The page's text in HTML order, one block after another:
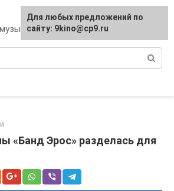
«Банд Эрос» разделась для
Для любых предложений по
сайту: 9kino@cp9.ru